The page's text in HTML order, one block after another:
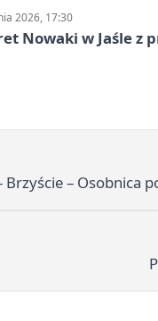
2026, 17:30
Nowaki w Jaśle z
Brzyście – Osobnica